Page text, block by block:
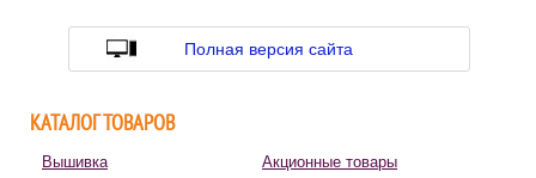
Полная версия сайта
КАТАЛОГ ТОВАРОВ
Вышивка
Акционные товары